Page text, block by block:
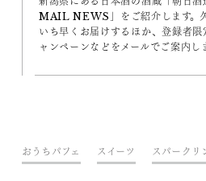
MAIL NEWS」をご紹介します。
いち早くお届けするほか、登録者
ャンペーンなどをメールでご案内し
おうちパフェ スイーツ スパークリ